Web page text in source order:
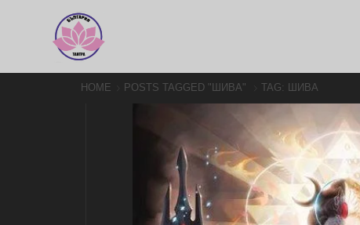
HOME POSTS TAGGED "ШИВА" TAG: ШИВА